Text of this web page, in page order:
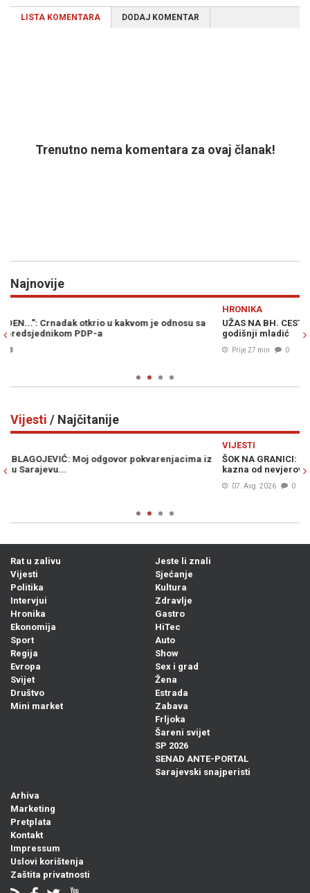
LISTA KOMENTARA DODAJ KOMENTAR
Trenutno nema komentara za ovaj članak!
Najnovije
UŽAS NA BH. CESTAMA: U slijetanju vozila s kolovoza poginuo 23-
godišnji mladić
Vijesti / Najčitanije
ŠOK NA GRANICI: Ponesete li ovo voće u Hrvatsku, prijeti vam
kazna od nevjerovatnih 13.000 eura
Rat u zalivu
Vijesti
Politika
Intervjui
Hronika
Ekonomija
Sport
Regija
Evropa
Svijet
Društvo
Mini market
Jeste li znali
Sjećanje
Kultura
Zdravlje
Gastro
HiTec
Auto
Show
Sex i grad
Žena
Estrada
Zabava
Frljoka
Šareni svijet
SP 2026
SENAD ANTE-PORTAL
Sarajevski snajperisti
Arhiva
Marketing
Pretplata
Kontakt
Impressum
Uslovi korištenja
Zaštita privatnosti